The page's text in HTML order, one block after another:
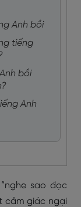
Anh bồi
tiếng
bồi
Anh
sao đọc
cảm giác ngại